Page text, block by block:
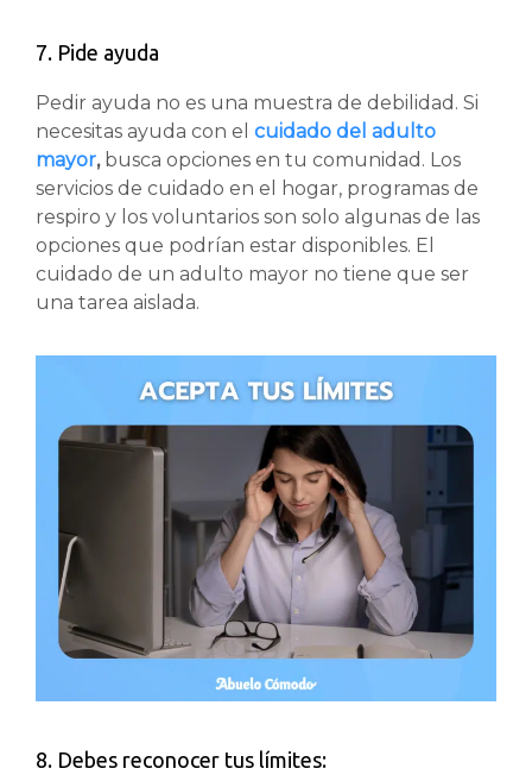
7. Pide ayuda
Pedir ayuda no es una muestra de debilidad. Si
necesitas ayuda con el cuidado del adulto
mayor, busca opciones en tu comunidad. Los
servicios de cuidado en el hogar, programas de
respiro y los voluntarios son solo algunas de las
opciones que podrían estar disponibles. El
cuidado de un adulto mayor no tiene que ser
una tarea aislada.
8. Debes reconocer tus límites: